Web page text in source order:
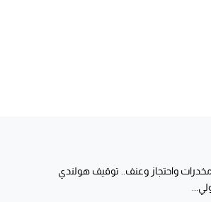
واحتجاز وعنف.. توقيف هولندي